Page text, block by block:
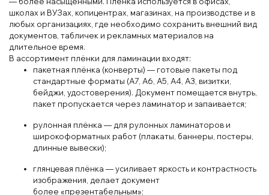
школах и ВУЗах, копицентрах , магазинах, на производстве и в
любых организациях, где необходимо сохранить внешний вид
документов, табличек и рекламных материалов на
длительное время.
В ассортимент плёнки для ламинации входят:
пакетная плёнка (конверты) — готовые пакеты под
стандартные форматы (A7, A6, A5 , A4, A3, визитки,
бейджи, удостоверения). Документ помещается внутрь,
пакет пропускается через ламинатор и запаивается;
рулонная плёнка — для рулонных ламинаторов и
широкоформатных работ (плакаты, баннеры, постеры,
длинные вывески);
глянцевая плёнка — усиливает яркость и контрастность
изображения , делает документ
более «презентабельным»;